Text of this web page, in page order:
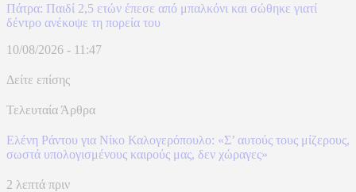
Πάτρα: Παιδί 2,5 ετών έπεσε από μπαλκόνι και σώθηκε γιατί
δέντρο ανέκοψε τη πορεία του
10/08/2026 - 11:47
Δείτε επίσης
Τελευταία Άρθρα
Ελένη Ράντου για Νίκο Καλογερόπουλο: «Σ’ αυτούς τους μίζερους,
σωστά υπολογισμένους καιρούς μας, δεν χώραγες»
2 λεπτά πριν